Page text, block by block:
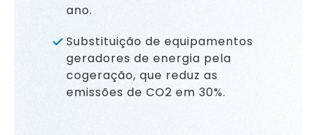
ano.
Substituição de equipamentos
geradores de energia pela
cogeração, que reduz as
emissões de CO2 em 30%.